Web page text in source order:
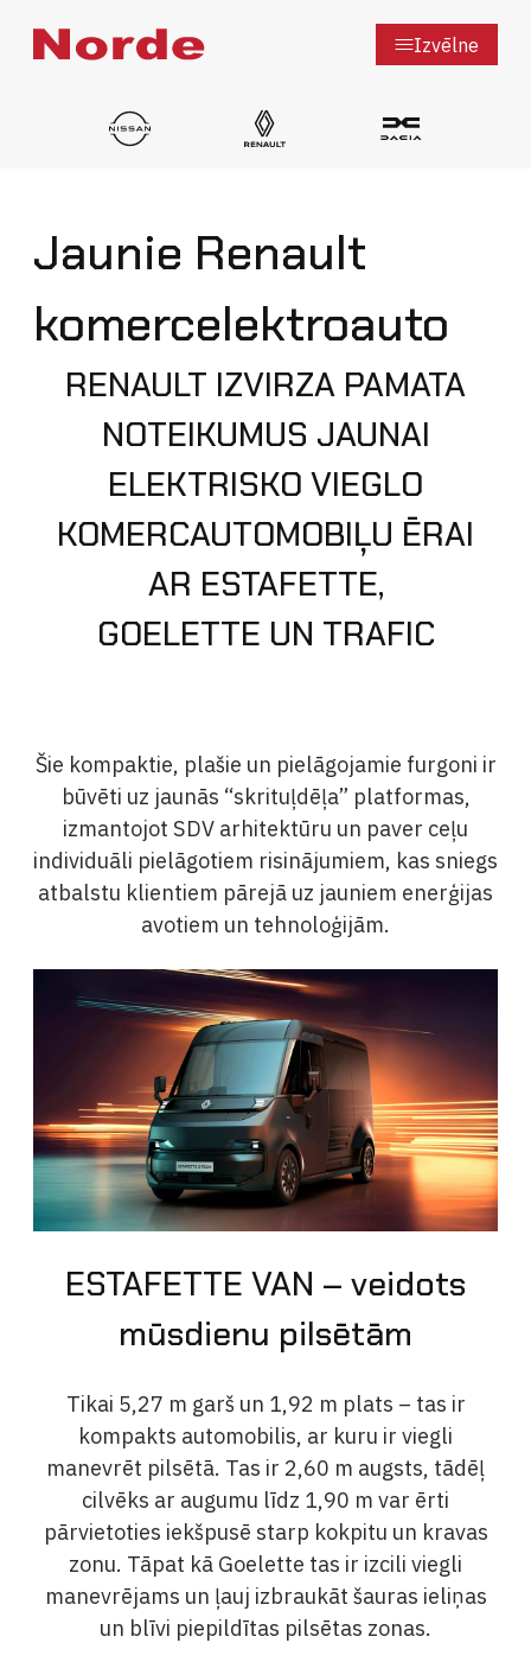
Izvēlne
Mazlietotie auto
Jaunumi
Auto novērtējums
Par mums
Uzņēmumiem
Kontakti
Sīkdatņu politikaPrivātuma politika
Jaunie Renault
komercelektroauto
RENAULT IZVIRZA PAMATA
NOTEIKUMUS JAUNAI
ELEKTRISKO VIEGLO
KOMERCAUTOMOBIĻU ĒRAI
AR ESTAFETTE,
GOELETTE UN TRAFIC
Šie kompaktie, plašie un pielāgojamie furgoni ir
būvēti uz jaunās “skrituļdēļa” platformas,
izmantojot SDV arhitektūru un paver ceļu
individuāli pielāgotiem risinājumiem, kas sniegs
atbalstu klientiem pārejā uz jauniem enerģijas
avotiem un tehnoloģijām.
ESTAFETTE VAN – veidots
mūsdienu pilsētām
Tikai 5,27 m garš un 1,92 m plats – tas ir
kompakts automobilis, ar kuru ir viegli
manevrēt pilsētā. Tas ir 2,60 m augsts, tādēļ
cilvēks ar augumu līdz 1,90 m var ērti
pārvietoties iekšpusē starp kokpitu un kravas
zonu. Tāpat kā Goelette tas ir izcili viegli
manevrējams un ļauj izbraukāt šauras ieliņas
un blīvi piepildītas pilsētas zonas.